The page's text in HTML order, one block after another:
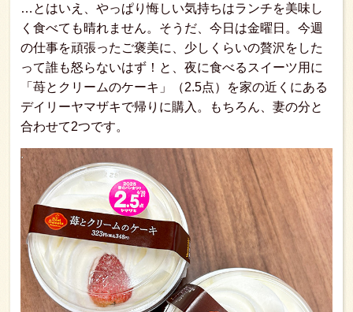
…とはいえ、やっぱり悔しい気持ちはランチを美味し
く食べても晴れません。そうだ、今日は金曜日。今週
の仕事を頑張ったご褒美に、少しくらいの贅沢をした
って誰も怒らないはず！と、夜に食べるスイーツ用に
「苺とクリームのケーキ」（2.5点）を家の近くにある
デイリーヤマザキで帰りに購入。もちろん、妻の分と
合わせて2つです。